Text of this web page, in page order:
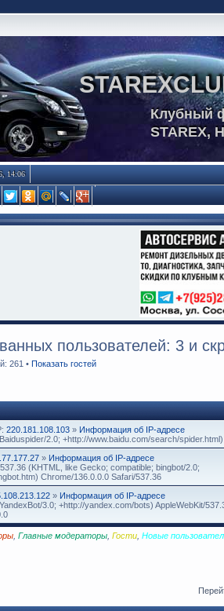
Клубный
STAREX,
14:06
пользователей: 3 и
261 • Показать гостей
220.181.108.103 » Информация об IP-адресе
2.0; +http://www.baidu.com/search/spider.html)
» Информация об IP-адресе
(KHTML, like Gecko; compatible; bingbot/2.0;
Chrome/136.0.0.0 Safari/537.36
» Информация об IP-адресе
3.0; +http://yandex.com/bots) AppleWebKit/
Главные модераторы Гости Новые